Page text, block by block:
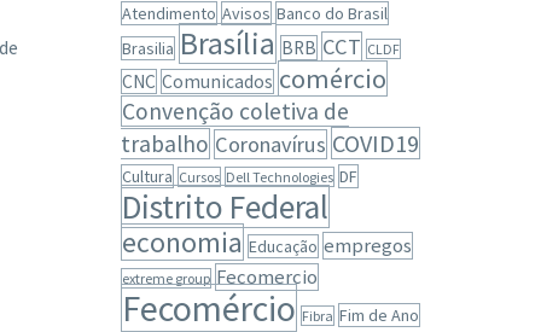
Atendimento Avisos Banco do Brasil
Brasilia Brasília BRB CCT CLDF
CNC Comunicados comércio
Convenção coletiva de
trabalho Coronavírus COVID19
Cultura Cursos Dell Technologies DF
Distrito Federal
economia Educação empregos
extreme group Fecomercio
Fecomércio Fibra Fim de Ano